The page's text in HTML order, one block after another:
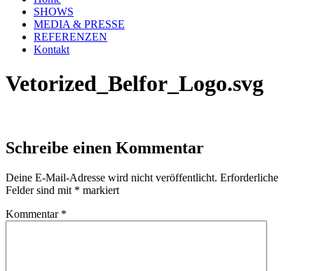
SHOWS
MEDIA & PRESSE
REFERENZEN
Kontakt
Vetorized_Belfor_Logo.svg
Schreibe einen Kommentar
Deine E-Mail-Adresse wird nicht veröffentlicht. Erforderliche
Felder sind mit * markiert
Kommentar *